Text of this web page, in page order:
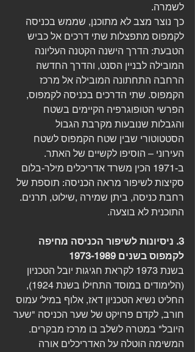
לשמרה.
כך נוצר מצב לא מתוכנן, שממש בכניסה
לקמפוס מתפצלות שתי דרכים אל כביש
הטבעת: הדרך הישנה הקטנה העליונה
המובילה לבניין הסנט, והדרך החדשה
הרחבה התחתונה המובילה אל מרכז
הקמפוס. שתי הדרכים בכניסה לקמפוס,
הפרשי הטופוגרפיה הקיימים בשטח
והגבלות שנובעות מקרבת הגבול
הסטטוטורי שבין שטח הקמפוס לשטח
העירוני – הוסיפו לקשיים של האתר.
ב-1971 הכין משרד אדריכלים מילר-בלום
סקיצות לשיפור מראה הכניסה: תוספת של
רחבת כניסה, ביתן שמירה ,שילוט, תרנים.
התוכנית לא בוצעה.
3. ניסיונות לשיפור הכניסה מחיפה
לקמפוס בשנים 1973-1989
בשנת 1973 לקראת חגיגות יובל הטכניון
(הלימודים במוסד התחילו בשנת 1924),
החליט נשיא הטכניון דאז, אלוף במיל' עמוס
חורב, לקדם פרויקט של שער הכניסה "שער
היובל" במטרה לשלב בו מרכז מבקרים.
המשימה הוטלה על האדריכלים אורה